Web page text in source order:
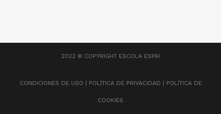
2022 © COPYRIGHT ESCOLA ESPAI
CONDICIONES DE USO POLÍTICA DE PRIVACIDAD POLÍTICA DE
COOKIES